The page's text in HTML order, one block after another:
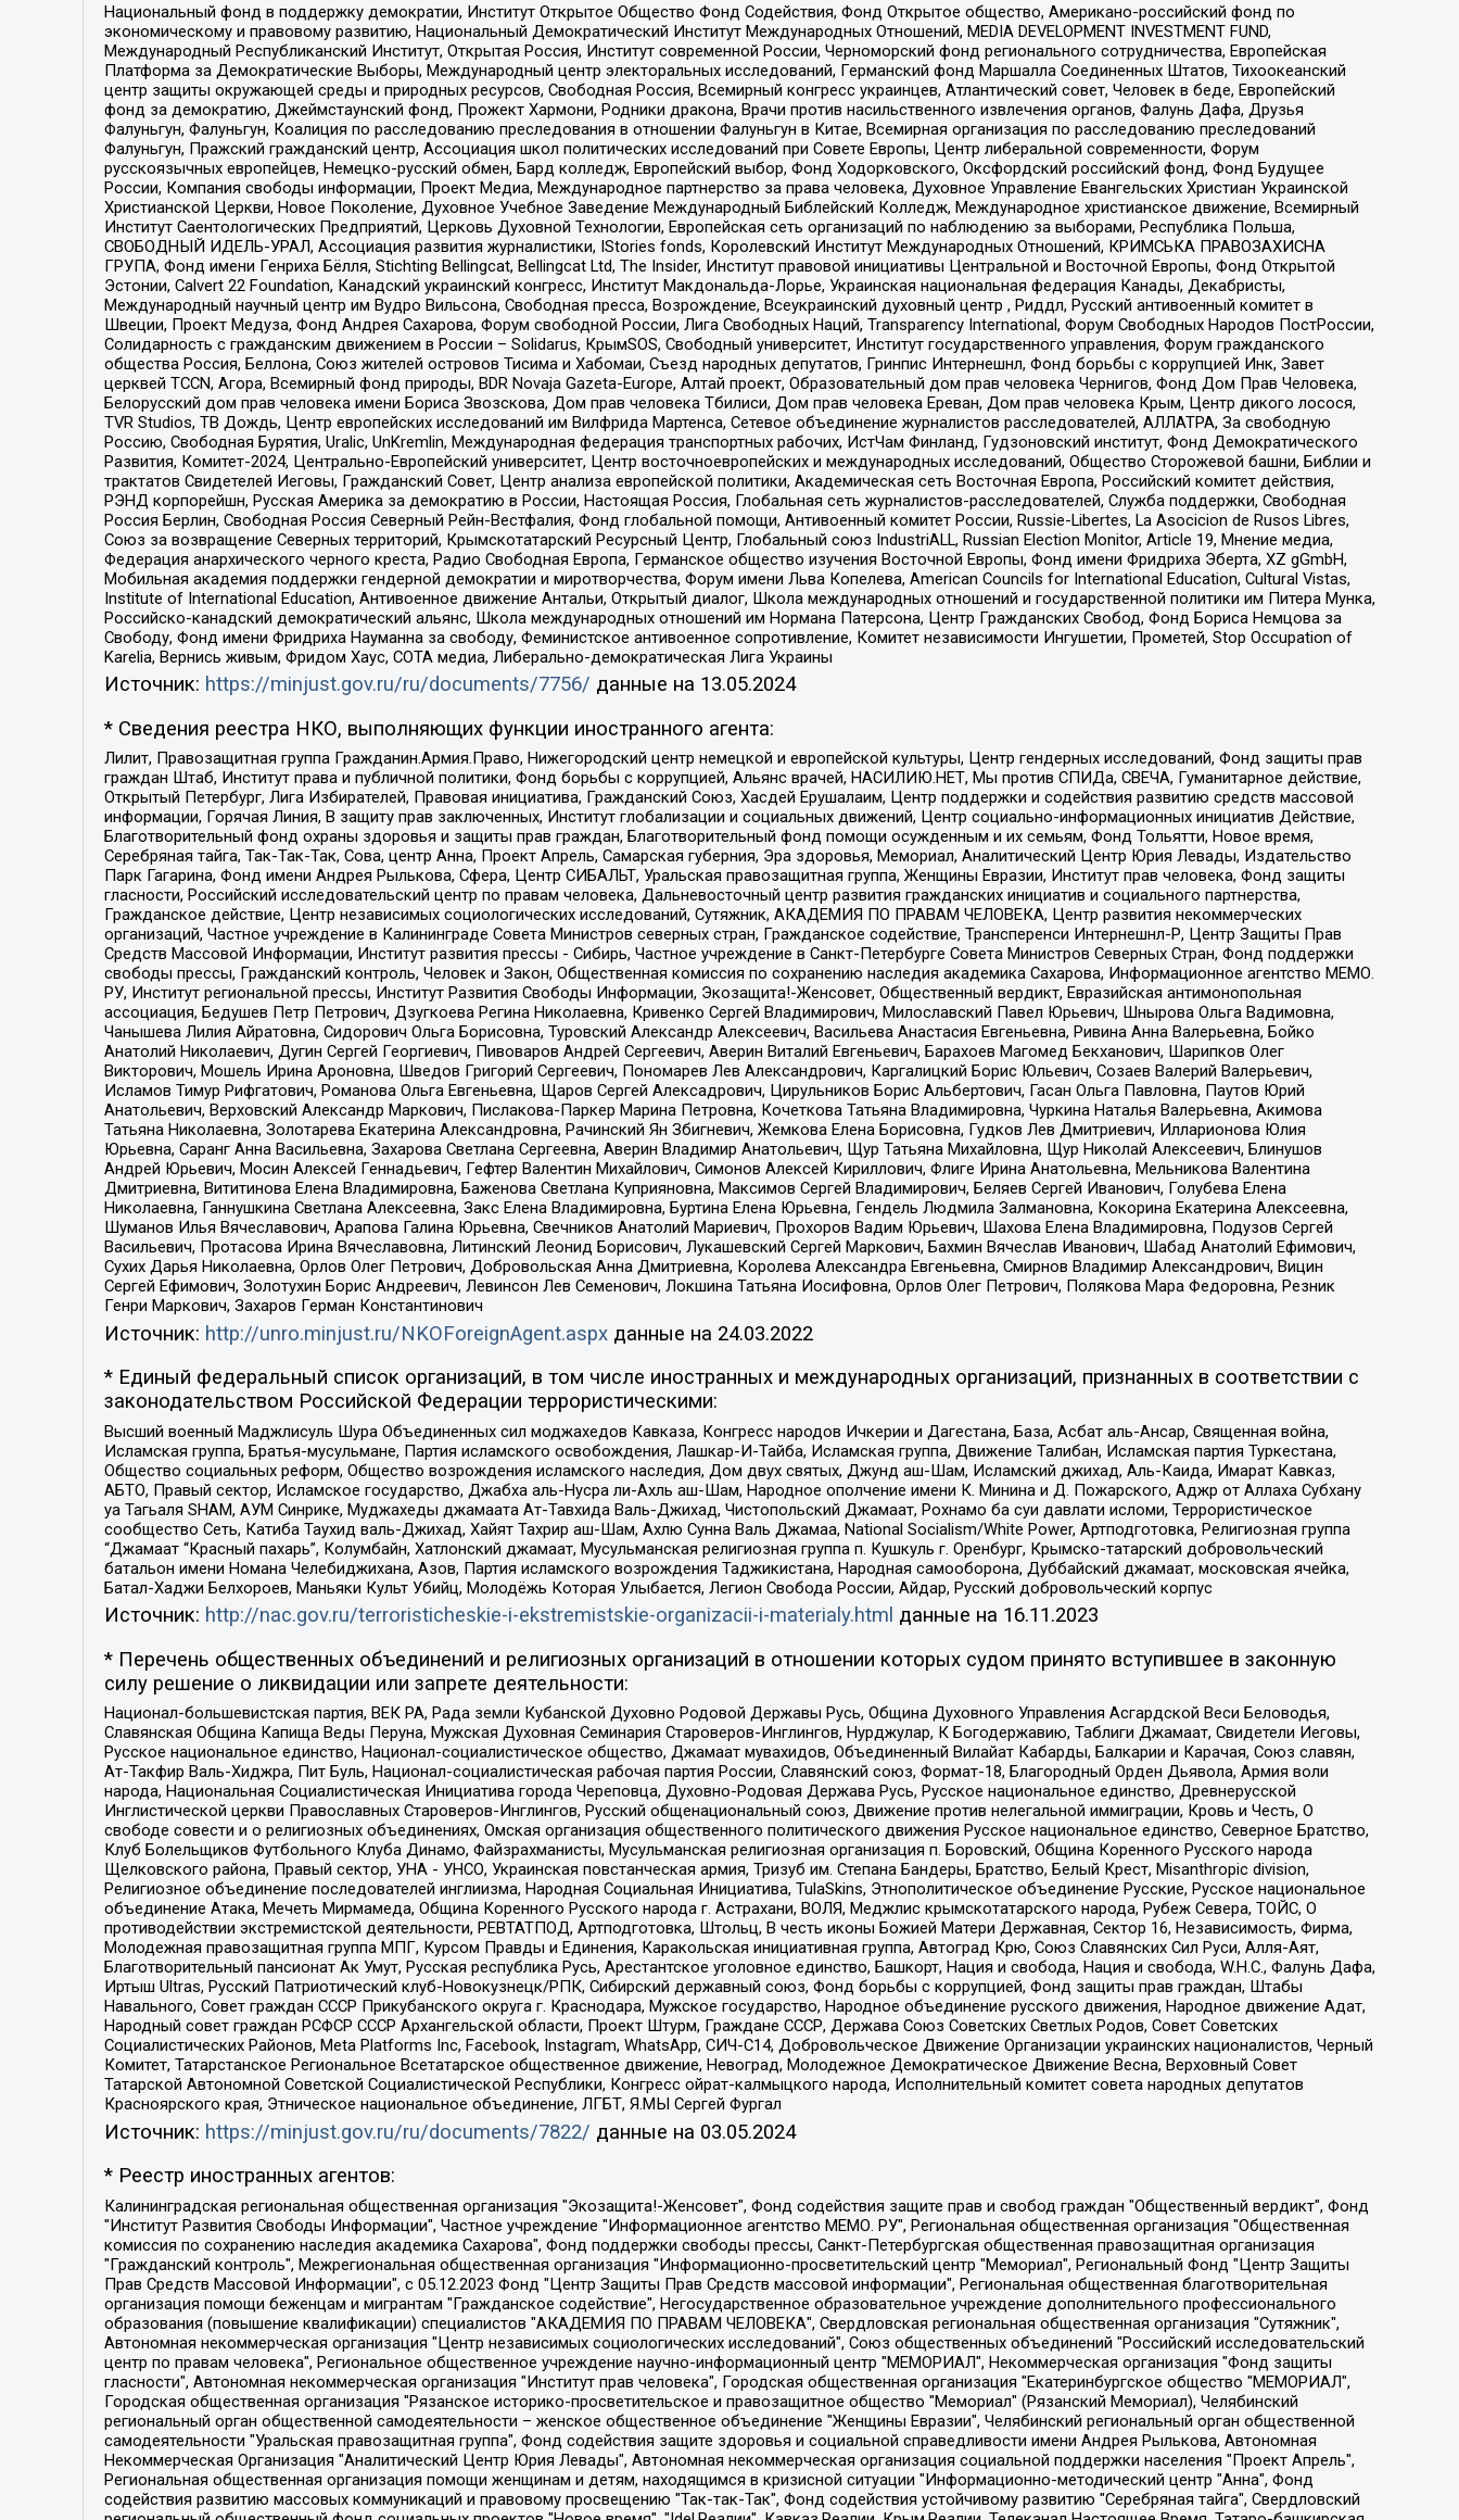
Национальный фонд в поддержку демократии, Институт Открытое Общество Фонд Содействия, Фонд Открытое общество, Американо-российский фонд по
экономическому и правовому развитию, Национальный Демократический Институт Международных Отношений, MEDIA DEVELOPMENT INVESTMENT FUND,
Международный Республиканский Институт, Открытая Россия, Институт современной России, Черноморский фонд регионального сотрудничества, Европейская
Платформа за Демократические Выборы, Международный центр электоральных исследований, Германский фонд Маршалла Соединенных Штатов, Тихоокеанский
центр защиты окружающей среды и природных ресурсов, Свободная Россия, Всемирный конгресс украинцев, Атлантический совет, Человек в беде, Европейский
фонд за демократию, Джеймстаунский фонд, Прожект Хармони, Родники дракона, Врачи против насильственного извлечения органов, Фалунь Дафа, Друзья
Фалуньгун, Фалуньгун, Коалиция по расследованию преследования в отношении Фалуньгун в Китае, Всемирная организация по расследованию преследований
Фалуньгун, Пражский гражданский центр, Ассоциация школ политических исследований при Совете Европы, Центр либеральной современности, Форум
русскоязычных европейцев, Немецко-русский обмен, Бард колледж, Европейский выбор, Фонд Ходорковского, Оксфордский российский фонд, Фонд Будущее
России, Компания свободы информации, Проект Медиа, Международное партнерство за права человека, Духовное Управление Евангельских Христиан Украинской
Христианской Церкви, Новое Поколение, Духовное Учебное Заведение Международный Библейский Колледж, Международное христианское движение, Всемирный
Институт Саентологических Предприятий, Церковь Духовной Технологии, Европейская сеть организаций по наблюдению за выборами, Республика Польша,
СВОБОДНЫЙ ИДЕЛЬ-УРАЛ, Ассоциация развития журналистики, IStories fonds, Королевский Институт Международных Отношений, КРИМСЬКА ПРАВОЗАХИСНА
ГРУПА, Фонд имени Генриха Бёлля, Stichting Bellingcat, Bellingcat Ltd, The Insider, Институт правовой инициативы Центральной и Восточной Европы, Фонд Открытой
Эстонии, Calvert 22 Foundation, Канадский украинский конгресс, Институт Макдональда-Лорье, Украинская национальная федерация Канады, Декабристы,
Международный научный центр им Вудро Вильсона, Свободная пресса, Возрождение, Всеукраинский духовный центр , Риддл, Русский антивоенный комитет в
Швеции, Проект Медуза, Фонд Андрея Сахарова, Форум свободной России, Лига Свободных Наций, Transparеncy International, Форум Свободных Народов ПостРоссии,
Солидарность с гражданским движением в России – Solidarus, КрымSOS, Свободный университет, Институт государственного управления, Форум гражданского
общества Россия, Беллона, Союз жителей островов Тисима и Хабомаи, Съезд народных депутатов, Гринпис Интернешнл, Фонд борьбы с коррупцией Инк, Завет
церквей TCCN, Агора, Всемирный фонд природы, BDR Novaja Gazeta-Europe, Алтай проект, Образовательный дом прав человека Чернигов, Фонд Дом Прав Человека,
Белорусский дом прав человека имени Бориса Звозскова, Дом прав человека Тбилиси, Дом прав человека Ереван, Дом прав человека Крым, Центр дикого лосося,
TVR Studios, ТВ Дождь, Центр европейских исследований им Вилфрида Мартенса, Сетевое объединение журналистов расследователей, АЛЛАТРА, За свободную
Россию, Свободная Бурятия, Uralic, UnKremlin, Международная федерация транспортных рабочих, ИстЧам Финланд, Гудзоновский институт, Фонд Демократического
Развития, Комитет-2024, Центрально-Европейский университет, Центр восточноевропейских и международных исследований, Общество Сторожевой башни, Библии и
трактатов Свидетелей Иеговы, Гражданский Совет, Центр анализа европейской политики, Академическая сеть Восточная Европа, Российский комитет действия,
РЭНД корпорейшн, Русская Америка за демократию в России, Настоящая Россия, Глобальная сеть журналистов-расследователей, Служба поддержки, Свободная
Россия Берлин, Свободная Россия Северный Рейн-Вестфалия, Фонд глобальной помощи, Антивоенный комитет России, Russie-Libertes, La Asocicion de Rusos Libres,
Союз за возвращение Северных территорий, Крымскотатарский Ресурсный Центр, Глобальный союз IndustriALL, Russian Election Monitor, Article 19, Мнение медиа,
Федерация анархического черного креста, Радио Свободная Европа, Германское общество изучения Восточной Европы, Фонд имени Фридриха Эберта, XZ gGmbH,
Мобильная академия поддержки гендерной демократии и миротворчества, Форум имени Льва Копелева, American Councils for International Education, Cultural Vistas,
Institute of International Education, Антивоенное движение Антальи, Открытый диалог, Школа международных отношений и государственной политики им Питера Мунка,
Российско-канадский демократический альянс, Школа международных отношений им Нормана Патерсона, Центр Гражданских Свобод, Фонд Бориса Немцова за
Свободу, Фонд имени Фридриха Науманна за свободу, Феминистское антивоенное сопротивление, Комитет независимости Ингушетии, Прометей, Stop Occupation of
Karelia, Вернись живым, Фридом Хаус, СОТА медиа, Либерально-демократическая Лига Украины
Источник: https://minjust.gov.ru/ru/documents/7756/ данные на 13.05.2024
* Сведения реестра НКО, выполняющих функции иностранного агента:
Лилит, Правозащитная группа Гражданин.Армия.Право, Нижегородский центр немецкой и европейской культуры, Центр гендерных исследований, Фонд защиты прав
граждан Штаб, Институт права и публичной политики, Фонд борьбы с коррупцией, Альянс врачей, НАСИЛИЮ.НЕТ, Мы против СПИДа, СВЕЧА, Гуманитарное действие,
Открытый Петербург, Лига Избирателей, Правовая инициатива, Гражданский Союз, Хасдей Ерушалаим, Центр поддержки и содействия развитию средств массовой
информации, Горячая Линия, В защиту прав заключенных, Институт глобализации и социальных движений, Центр социально-информационных инициатив Действие,
Благотворительный фонд охраны здоровья и защиты прав граждан, Благотворительный фонд помощи осужденным и их семьям, Фонд Тольятти, Новое время,
Серебряная тайга, Так-Так-Так, Сова, центр Анна, Проект Апрель, Самарская губерния, Эра здоровья, Мемориал, Аналитический Центр Юрия Левады, Издательство
Парк Гагарина, Фонд имени Андрея Рылькова, Сфера, Центр СИБАЛЬТ, Уральская правозащитная группа, Женщины Евразии, Институт прав человека, Фонд защиты
гласности, Российский исследовательский центр по правам человека, Дальневосточный центр развития гражданских инициатив и социального партнерства,
Гражданское действие, Центр независимых социологических исследований, Сутяжник, АКАДЕМИЯ ПО ПРАВАМ ЧЕЛОВЕКА, Центр развития некоммерческих
организаций, Частное учреждение в Калининграде Совета Министров северных стран, Гражданское содействие, Трансперенси Интернешнл-Р, Центр Защиты Прав
Средств Массовой Информации, Институт развития прессы - Сибирь, Частное учреждение в Санкт-Петербурге Совета Министров Северных Стран, Фонд поддержки
свободы прессы, Гражданский контроль, Человек и Закон, Общественная комиссия по сохранению наследия академика Сахарова, Информационное агентство МЕМО.
РУ, Институт региональной прессы, Институт Развития Свободы Информации, Экозащита!-Женсовет, Общественный вердикт, Евразийская антимонопольная
ассоциация, Бедушев Петр Петрович, Дзугкоева Регина Николаевна, Кривенко Сергей Владимирович, Милославский Павел Юрьевич, Шнырова Ольга Вадимовна,
Чанышева Лилия Айратовна, Сидорович Ольга Борисовна, Туровский Александр Алексеевич, Васильева Анастасия Евгеньевна, Ривина Анна Валерьевна, Бойко
Анатолий Николаевич, Дугин Сергей Георгиевич, Пивоваров Андрей Сергеевич, Аверин Виталий Евгеньевич, Барахоев Магомед Бекханович, Шарипков Олег
Викторович, Мошель Ирина Ароновна, Шведов Григорий Сергеевич, Пономарев Лев Александрович, Каргалицкий Борис Юльевич, Созаев Валерий Валерьевич,
Исламов Тимур Рифгатович, Романова Ольга Евгеньевна, Щаров Сергей Алексадрович, Цирульников Борис Альбертович, Гасан Ольга Павловна, Паутов Юрий
Анатольевич, Верховский Александр Маркович, Пислакова-Паркер Марина Петровна, Кочеткова Татьяна Владимировна, Чуркина Наталья Валерьевна, Акимова
Татьяна Николаевна, Золотарева Екатерина Александровна, Рачинский Ян Збигневич, Жемкова Елена Борисовна, Гудков Лев Дмитриевич, Илларионова Юлия
Юрьевна, Саранг Анна Васильевна, Захарова Светлана Сергеевна, Аверин Владимир Анатольевич, Щур Татьяна Михайловна, Щур Николай Алексеевич, Блинушов
Андрей Юрьевич, Мосин Алексей Геннадьевич, Гефтер Валентин Михайлович, Симонов Алексей Кириллович, Флиге Ирина Анатольевна, Мельникова Валентина
Дмитриевна, Вититинова Елена Владимировна, Баженова Светлана Куприяновна, Максимов Сергей Владимирович, Беляев Сергей Иванович, Голубева Елена
Николаевна, Ганнушкина Светлана Алексеевна, Закс Елена Владимировна, Буртина Елена Юрьевна, Гендель Людмила Залмановна, Кокорина Екатерина Алексеевна,
Шуманов Илья Вячеславович, Арапова Галина Юрьевна, Свечников Анатолий Мариевич, Прохоров Вадим Юрьевич, Шахова Елена Владимировна, Подузов Сергей
Васильевич, Протасова Ирина Вячеславовна, Литинский Леонид Борисович, Лукашевский Сергей Маркович, Бахмин Вячеслав Иванович, Шабад Анатолий Ефимович,
Сухих Дарья Николаевна, Орлов Олег Петрович, Добровольская Анна Дмитриевна, Королева Александра Евгеньевна, Смирнов Владимир Александрович, Вицин
Сергей Ефимович, Золотухин Борис Андреевич, Левинсон Лев Семенович, Локшина Татьяна Иосифовна, Орлов Олег Петрович, Полякова Мара Федоровна, Резник
Генри Маркович, Захаров Герман Константинович
Источник: http://unro.minjust.ru/NKOForeignAgent.aspxданные на 24.03.2022
* Единый федеральный список организаций, в том числе иностранных и международных организаций, признанных в соответствии с
законодательством Российской Федерации террористическими:
Высший военный Маджлисуль Шура Объединенных сил моджахедов Кавказа, Конгресс народов Ичкерии и Дагестана, База, Асбат аль-Ансар, Священная война,
Исламская группа, Братья-мусульмане, Партия исламского освобождения, Лашкар-И-Тайба, Исламская группа, Движение Талибан, Исламская партия Туркестана,
Общество социальных реформ, Общество возрождения исламского наследия, Дом двух святых, Джунд аш-Шам, Исламский джихад, Аль-Каида, Имарат Кавказ,
АБТО, Правый сектор, Исламское государство, Джабха аль-Нусра ли-Ахль аш-Шам, Народное ополчение имени К. Минина и Д. Пожарского, Аджр от Аллаха Субхану
уа Тагьаля SHAM, АУМ Синрике, Муджахеды джамаата Ат-Тавхида Валь-Джихад, Чистопольский Джамаат, Рохнамо ба суи давлати исломи, Террористическое
сообщество Сеть, Катиба Таухид валь-Джихад, Хайят Тахрир аш-Шам, Ахлю Сунна Валь Джамаа, National Socialism/White Power, Артподготовка, Религиозная группа
“Джамаат “Красный пахарь”, Колумбайн, Хатлонский джамаат, Мусульманская религиозная группа п. Кушкуль г. Оренбург, Крымско-татарский добровольческий
батальон имени Номана Челебиджихана, Азов, Партия исламского возрождения Таджикистана, Народная самооборона, Дуббайский джамаат, московская ячейка,
Батал-Хаджи Белхороев, Маньяки Культ Убийц, Молодёжь Которая Улыбается, Легион Свобода России, Айдар, Русский добровольческий корпус
Источник: http://nac.gov.ru/terroristicheskie-i-ekstremistskie-organizacii-i-materialy.html данные на 16.11.2023
* Перечень общественных объединений и религиозных организаций в отношении которых судом принято вступившее в законную
силу решение о ликвидации или запрете деятельности:
Национал-большевистская партия, ВЕК РА, Рада земли Кубанской Духовно Родовой Державы Русь, Община Духовного Управления Асгардской Веси Беловодья,
Славянская Община Капища Веды Перуна, Мужская Духовная Семинария Староверов-Инглингов, Нурджулар, К Богодержавию, Таблиги Джамаат, Свидетели Иеговы,
Русское национальное единство, Национал-социалистическое общество, Джамаат мувахидов, Объединенный Вилайат Кабарды, Балкарии и Карачая, Союз славян,
Ат-Такфир Валь-Хиджра, Пит Буль, Национал-социалистическая рабочая партия России, Славянский союз, Формат-18, Благородный Орден Дьявола, Армия воли
народа, Национальная Социалистическая Инициатива города Череповца, Духовно-Родовая Держава Русь, Русское национальное единство, Древнерусской
Инглистической церкви Православных Староверов-Инглингов, Русский общенациональный союз, Движение против нелегальной иммиграции, Кровь и Честь, О
свободе совести и о религиозных объединениях, Омская организация общественного политического движения Русское национальное единство, Северное Братство,
Клуб Болельщиков Футбольного Клуба Динамо, Файзрахманисты, Мусульманская религиозная организация п. Боровский, Община Коренного Русского народа
Щелковского района, Правый сектор, УНА - УНСО, Украинская повстанческая армия, Тризуб им. Степана Бандеры, Братство, Белый Крест, Misanthropic division,
Религиозное объединение последователей инглиизма, Народная Социальная Инициатива, TulaSkins, Этнополитическое объединение Русские, Русское национальное
объединение Атака, Мечеть Мирмамеда, Община Коренного Русского народа г. Астрахани, ВОЛЯ, Меджлис крымскотатарского народа, Рубеж Севера, ТОЙС, О
противодействии экстремистской деятельности, РЕВТАТПОД, Артподготовка, Штольц, В честь иконы Божией Матери Державная, Сектор 16, Независимость, Фирма,
Молодежная правозащитная группа МПГ, Курсом Правды и Единения, Каракольская инициативная группа, Автоград Крю, Союз Славянских Сил Руси, Алля-Аят,
Благотворительный пансионат Ак Умут, Русская республика Русь, Арестантское уголовное единство, Башкорт, Нация и свобода, Нация и свобода, W.H.С., Фалунь Дафа,
Иртыш Ultras, Русский Патриотический клуб-Новокузнецк/РПК, Сибирский державный союз, Фонд борьбы с коррупцией, Фонд защиты прав граждан, Штабы
Навального, Совет граждан СССР Прикубанского округа г. Краснодара, Мужское государство, Народное объединение русского движения, Народное движение Адат,
Народный совет граждан РСФСР СССР Архангельской области, Проект Штурм, Граждане СССР, Держава Союз Советских Светлых Родов, Совет Советских
Социалистических Районов, Meta Platforms Inc, Facebook, Instagram, WhatsApp, СИЧ-С14, Добровольческое Движение Организации украинских националистов, Черный
Комитет, Татарстанское Региональное Всетатарское общественное движение, Невоград, Молодежное Демократическое Движение Весна, Верховный Совет
Татарской Автономной Советской Социалистической Республики, Конгресс ойрат-калмыцкого народа, Исполнительный комитет совета народных депутатов
Красноярского края, Этническое национальное объединение, ЛГБТ, Я.МЫ Сергей Фургал
Источник: https://minjust.gov.ru/ru/documents/7822/ данные на 03.05.2024
* Реестр иностранных агентов:
Калининградская региональная общественная организация "Экозащита!-Женсовет", Фонд содействия защите прав и свобод граждан "Общественный вердикт", Фонд "Институт Развития Свободы Информации", Частное учреждение "Информационное агентство МЕМО. РУ", Региональная общественная организация "Общественная комиссия по сохранению наследия академика Сахарова", Фонд поддержки свободы прессы, Санкт-Петербургская общественная правозащитная организация "Гражданский контроль", Межрегиональная общественная организация "Информационно-просветительский центр "Мемориал", Региональный Фонд "Центр Защиты Прав Средств Массовой Информации", с 05.12.2023 Фонд "Центр Защиты Прав Средств массовой информации", Региональная общественная благотворительная организация помощи беженцам и мигрантам "Гражданское содействие", Негосударственное образовательное учреждение дополнительного профессионального образования (повышение квалификации) специалистов "АКАДЕМИЯ ПО ПРАВАМ ЧЕЛОВЕКА", Свердловская региональная общественная организация "Сутяжник", Автономная некоммерческая организация "Центр независимых социологических исследований", Союз общественных объединений "Российский исследовательский центр по правам человека", Региональное общественное учреждение научно-информационный центр "МЕМОРИАЛ", Некоммерческая организация "Фонд защиты гласности", Автономная некоммерческая организация "Институт прав человека", Городская общественная организация "Екатеринбургское общество "МЕМОРИАЛ", Городская общественная организация "Рязанское историко-просветительское и правозащитное общество "Мемориал" (Рязанский Мемориал), Челябинский региональный орган общественной самодеятельности – женское общественное объединение "Женщины Евразии", Челябинский региональный орган общественной самодеятельности "Уральская правозащитная группа", Фонд содействия защите здоровья и социальной справедливости имени Андрея Рылькова, Автономная Некоммерческая Организация "Аналитический Центр Юрия Левады", Автономная некоммерческая организация социальной поддержки населения "Проект Апрель", Региональная общественная организация помощи женщинам и детям, находящимся в кризисной ситуации "Информационно-методический центр "Анна", Фонд содействия развитию массовых коммуникаций и правовому просвещению "Так-так-Так", Фонд содействия устойчивому развитию "Серебряная тайга", Свердловский региональный общественный фонд социальных проектов "Новое время", "Idel.Реалии", Кавказ.Реалии, Крым.Реалии, Телеканал Настоящее Время, Татаро-башкирская служба Радио Свобода (Azatliq Radiosi), Радио Свободная Европа/Радио Свобода (PCE/PC), "Сибирь.Реалии", "Фактограф", Благотворительный фонд помощи осужденным и их семьям, Автономная некоммерческая организация "Институт глобализации и социальных движений", Фонд "В защиту прав заключенных", Частное учреждение "Центр поддержки и содействия развитию средств массовой информации", Пензенский региональный общественный благотворительный фонд "Гражданский союз", "Север.Реалии", Некоммерческая организация Фонд "Правовая инициатива", Общество с ограниченной ответственностью "Радио Свободная Европа/Радио Свобода", Чешское информационное агентство "MEDIUM-ORIENT", Красноярская региональная общественная организация "Мы против СПИДа", Камалягин Денис Николаевич, Маркелов Сергей Евгеньевич, Пономарев Лев Александрович, Савицкая Людмила Алексеевна, Автономная некоммерческая организация "Центр по работе с проблемой насилия "НАСИЛИЮ.НЕТ", Межрегиональный профессиональный союз работников здравоохранения "Альянс врачей", Юридическое лицо, зарегистрированное в Латвийской Республике, SIA "Medusa Project" (регистрационный номер 40103797863, дата регистрации 10.06.2014), Некоммерческая организация "Фонд по борьбе с коррупцией", Автономная некоммерческая организация "Институт права и публичной политики", Баданин Роман Сергеевич, Гликин Максим Александрович, Железнова Мария Михайловна, Лукьянова Юлия Сергеевна, Маетная Елизавета Витальевна, Маняхин Петр Борисович, Чуракова Ольга Владимировна, Ярош Юлия Петровна, Юридическое лицо "The Insider SIA", зарегистрированное в Риге, Латвийская Республика (дата регистрации 26.06.2015), являющееся администратором доменного имени интернет-издания "The Insider SIA", https://theins.ru, Постернак Алексей Евгеньевич, Рубин Михаил Аркадьевич, Анин Роман Александрович, Юридическое лицо Istories fonds, зарегистрированное в Латвийской Республике (регистрационный номер 50008295751, дата регистрации 24.02.2020), Великовский Дмитрий Александрович, Долинина Ирина Николаевна, Мароховская Алеся Алексеевна, Шлейнов Роман Юрьевич, Шмагун Олеся Валентиновна, Общество с ограниченной ответственностью "Альтаир 2021", Общество с ограниченной ответственностью "Вега 2021", Общество с ограниченной ответственностью "Главный редактор 2021", Общество с ограниченной ответственностью "Ромашки монолит", Важенков Артем Валерьевич, Ивановская областная общественная организация "Центр гендерных исследований", Гурман Юрий Альбертович, Медиапроект "ОВД-Инфо", Егоров Владимир Владимирович, Жилинский Владимир Александрович, Общество с ограниченной ответственностью "ЗП", Иванова София Юрьевна, Карезина Инна Павловна, Кильтау Екатерина Викторовна, Петров Алексей Викторович, Пискунов Сергей Евгеньевич, Смирнов Сергей Сергеевич, Тихонов Михаил Сергеевич, Общество с ограниченной ответственностью "ЖУРНАЛИСТ-ИНОСТРАННЫЙ АГЕНТ", Арапова Галина Юрьевна, Вольтская Татьяна Анатольевна, Американская компания "Mason G.E.S. Anonymous Foundation" (США), являющаяся владельцем интернет-издания https://mnews.world/, Компания "Stichting Bellingcat", зарегистрированная в Нидерландах (дата регистрации 11.07.2018), Захаров Андрей Вячеславович, Клепиковская Екатерина Дмитриевна, Общество с ограниченной ответственностью "МЕМО", Перл Роман Александрович, Симонов Евгений Алексеевич, Соловьева Елена Анатольевна, Сотников Даниил Владимирович, Сурначева Елизавета Дмитриевна, Автономная некоммерческая организация по защите прав человека и информированию населения "Якутия – Наше Мнение", Общество с ограниченной ответственностью "Москоу диджитал медиа", с 26.01.2023 Общество с ограниченной ответственностью "Чайка Белые сады", Ветошкина Валерия Валерьевна, Заговора Максим Александрович, Межрегиональное общественное движение "Российская ЛГБТ - сеть", Оленичев Максим Владимирович, Павлов Иван Юрьевич, Скворцова Елена Сергеевна, Общество с ограниченной ответственностью "Как бы инагент", Кочетков Игорь Викторович, Общество с ограниченной ответственностью "Честные выборы", Еланчик Олег Александрович, Общество с ограниченной ответственностью "Нобелевский призыв", Гималова Регина Эмилевна, Григорьев Андрей Валерьевич, Григорьева Алина Александровна, Ассоциация по содействию защите прав призывников, альтернативнослужащих и военнослужащих "Правозащитная группа "Гражданин.Армия.Право", Хисамова Регина Фаритовна, Автономная некоммерческая организация по реализации социально-правовых программ "Лилит", Дальневосточное общественное движение "Маяк", Санкт-Петербургская ЛГБТ-инициативная группа "Выход", Инициативная группа ЛГБТ+ "Реверс", Алексеев Андрей Викторович, Бекбулатова Таисия Львовна, Беляев Иван Михайлович, Владыкина Елена Сергеевна, Гельман Марат Александрович, Никульшина Вероника Юрьевна, Толоконникова Надежда Андреевна, Шендерович Виктор Анатольевич, Общество с ограниченной ответственностью "Данное сообщение", Общество с ограниченной ответственностью Издательский дом "Новая глава", Айнбиндер Александра Александровна, Московский комьюнити-центр для ЛГБТ+инициатив, Благотворительный фонд развития филантропии, Deutsche Welle (Германия, Kurt-Schumacher-Strasse 3, 53113 Bonn), Борзунова Мария Михайловна, Воробьев Виктор Викторович, Голубева Анна Львовна, Константинова Алла Михайловна, Малкова Ирина Владимировна, Мурадов Мурад Абдулгалимович, Осетинская Елизавета Николаевна, Понасенков Евгений Николаевич, Ганапольский Матвей Юрьевич, Киселев Евгений Алексеевич, Борухович Ирина Григорьевна, Дремин Иван Тимофеевич, Дубровский Дмитрий Викторович, Красноярская региональная общественная организация поддержки и развития альтернативных образовательных технологий и межкультурных коммуникаций "ИНТЕРРА", Маяковская Екатерина Алексеевна, Фейгин Марк Захарович, Филимонов Андрей Викторович, Дзугкоева Регина Николаевна, Доброхотов Роман Александрович, Дудь Юрий Александрович, Елкин Сергей Владимирович, Кругликов Кирилл Игоревич, Сабунаева Мария Леонидовна, Семенов Алексей Владимирович, Шаинян Карен Багратович, Шульман Екатерина Михайловна, Асафьев Артур Валерьевич, Вахштайн Виктор Семенович, Венедиктов Алексей Алексеевич, Лушникова Екатерина Евгеньевна, Волков Леонид Михайлович, Невзоров Александр Глебович, Пархоменко Сергей Борисович, Сироткин Ярослав Николаевич, Кара-Мурза Владимир Владимирович, Баранова Наталья Владимировна, Гозман Леонид Яковлевич, Кагарлицкий Борис Юльевич, Климарев Михаил Валерьевич, Милов Владимир Станиславович, Автономная некоммерческая организация Краснодарский центр современного искусства "Типография", Моргенштерн Алишер Тагирович, Соболь Любовь Эдуардовна, Общество с ограниченной ответственностью "ЛИЗА НОРМ", Каспаров Гарри Кимович, Ходорковский Михаил Борисович, Общество с ограниченной ответственностью "Апрельские тезисы", Данилович Ирина Брониславовна, Кашин Олег Владимирович, Петров Николай Владимирович, Пивоваров Алексей Владимирович, Соколов Михаил Владимирович, Цветкова Юлия Владимировна, Чичваркин Евгений Александрович, Комитет против пыток/Команда против пыток, Общество с ограниченной ответственностью "Первый научный", Общество с ограниченной ответственностью "Вертолет и ко", Белоцерковская Вероника Борисовна, Кац Максим Евгеньевич, Лазарева Татьяна Юрьевна, Шаведдинов Руслан Табризович, Яшин Илья Валерьевич, Общество с ограниченной ответственностью "Иноагент ААВ", Алешковский Дмитрий Петрович, Альбац Евгения Марковна, Быков Дмитрий Львович, Галямина Юлия Евгеньевна, Лойко Сергей Леонидович, Мартынов Кирилл Константинович, Медведев Сергей Александрович, Крашенинников Федор Геннадиевич, Гордеева Катерина Вл